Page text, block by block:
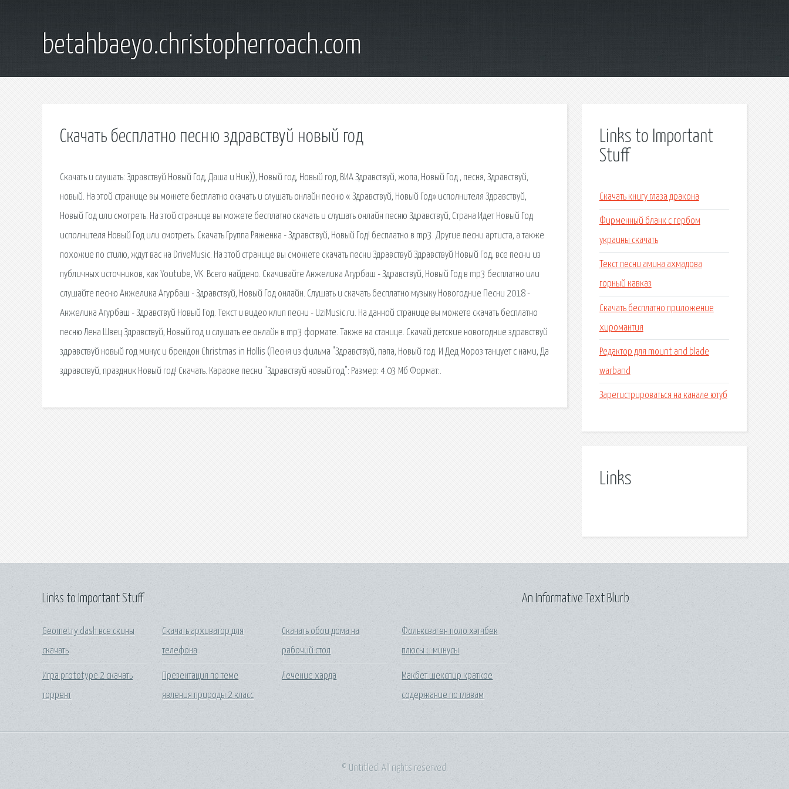
betahbaeyo.christopherroach.com
Скачать бесплатно песню здравствуй новый год
Скачать и слушать: Здравствуй Новый Год, Даша и Ник)), Новый год, Новый год, ВИА Здравствуй, жопа, Новый Год , песня, Здравствуй,
новый. На этой странице вы можете бесплатно скачать и слушать онлайн песню « Здравствуй, Новый Год» исполнителя Здравствуй,
Новый Год или смотреть. На этой странице вы можете бесплатно скачать и слушать онлайн песню Здравствуй, Страна Идет Новый Год
исполнителя Новый Год или смотреть. Скачать Группа Ряженка - Здравствуй, Новый Год! бесплатно в mp3. Другие песни артиста, а также
похожие по стилю, ждут вас на DriveMusic. На этой странице вы сможете скачать песни Здравствуй Здравствуй Новый Год, все песни из
публичных источников, как Youtube, VK. Всего найдено. Скачивайте Анжелика Агурбаш - Здравствуй, Новый Год в mp3 бесплатно или
слушайте песню Анжелика Агурбаш - Здравствуй, Новый Год онлайн. Слушать и скачать бесплатно музыку Новогодние Песни 2018 -
Анжелика Агурбаш - Здравствуй Новый Год. Текст и видео клип песни - UziMusic.ru. На данной странице вы можете скачать бесплатно
песню Лена Швец Здравствуй, Новый год и слушать ее онлайн в mp3 формате. Также на станице. Скачай детские новогодние здравствуй
здравствуй новый год минус и брендон Christmas in Hollis (Песня из фильма "Здравствуй, папа, Новый год. И Дед Мороз танцует с нами, Да
здравствуй, праздник Новый год! Скачать. Караоке песни "Здравствуй новый год": Размер: 4.03 Мб Формат:.
Links to Important
Stuff
Скачать книгу глаза дракона
Фирменный бланк с гербом
украины скачать
Текст песни амина ахмадова
горный кавказ
Скачать бесплатно приложение
хиромантия
Редактор для mount and blade
warband
Зарегистрироваться на канале ютуб
Links
Links to Important Stuff
Geometry dash все скины
скачать
Игра prototype 2 скачать
торрент
Скачать архиватор для
телефона
Презентация по теме
явления природы 2 класс
Скачать обои дома на
рабочий стол
Лечение харда
Фольксваген поло хэтчбек
плюсы и минусы
Макбет шекспир краткое
содержание по главам
An Informative Text Blurb
© Untitled. All rights reserved.